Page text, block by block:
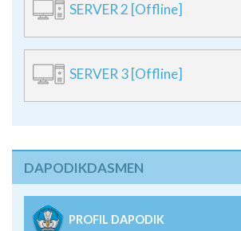
SERVER 2 [Offline]
SERVER 3 [Offline]
DAPODIKDASMEN
PROFIL DAPODIK